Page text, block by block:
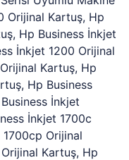
Orijinal Kartuş, Hp
Hp Business İnkjet
İnkjet 1200 Orijinal
Kartuş, Hp
Hp Business
İnkjet
İnkjet 1700c
Orijinal
Kartuş, Hp